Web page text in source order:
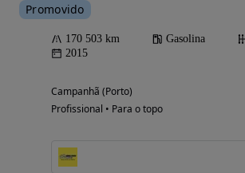
Promovido
170 503 km Gasolina
2015
Campanhã (Porto)
Profissional • Para o topo